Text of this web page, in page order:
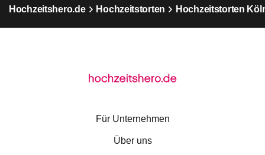
Hochzeitshero.de Hochzeitstorten Hochzeitstorten
Für Unternehmen
Über uns